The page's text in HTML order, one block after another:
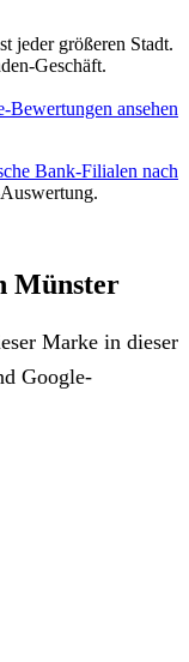
jeder größeren Stadt.
Geschäft.
Bewertungen ansehen
Bank-Filialen nach
Münster
Marke in dieser
Google-